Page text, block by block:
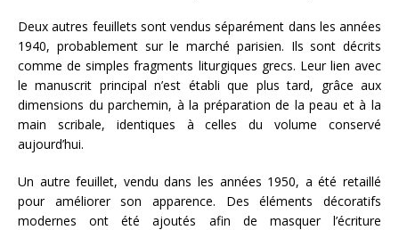
Deux autres feuillets sont vendus séparément dans les années
1940, probablement sur le marché parisien. Ils sont décrits
comme de simples fragments liturgiques grecs. Leur lien avec
le manuscrit principal n’est établi que plus tard, grâce aux
dimensions du parchemin, à la préparation de la peau et à la
main scribale, identiques à celles du volume conservé
aujourd’hui.
Un autre feuillet, vendu dans les années 1950, a été retaillé
pour améliorer son apparence. Des éléments décoratifs
modernes ont été ajoutés afin de masquer l’écriture